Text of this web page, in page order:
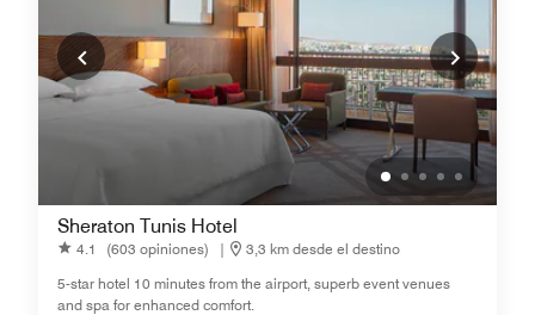
Sheraton Tunis Hotel
4.1 (603 opiniones) |
3,3 km desde el destino
5-star hotel 10 minutes from the airport, superb event venues
and spa for enhanced comfort.